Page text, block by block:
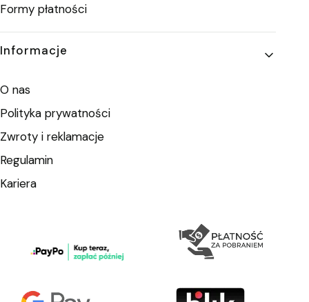
Formy płatności
Informacje
O nas
Polityka prywatności
Zwroty i reklamacje
Regulamin
Kariera